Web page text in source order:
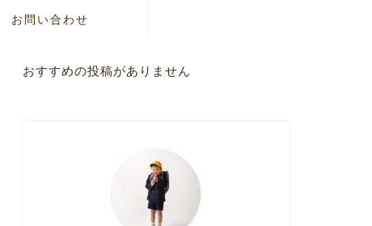
お問い合わせ
おすすめの投稿がありません